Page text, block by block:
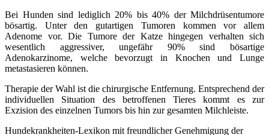
Bei Hunden sind lediglich 20% bis 40% der Milchdrüsentumore
bösartig. Unter den gutartigen Tumoren kommen vor allem
Adenome vor. Die Tumore der Katze hingegen verhalten sich
wesentlich aggressiver, ungefähr 90% sind bösartige
Adenokarzinome, welche bevorzugt in Knochen und Lunge
metastasieren können.
Therapie der Wahl ist die chirurgische Entfernung. Entsprechend der
individuellen Situation des betroffenen Tieres kommt es zur
Exzision des einzelnen Tumors bis hin zur gesamten Milchleiste.
Hundekrankheiten-Lexikon mit freundlicher Genehmigung der